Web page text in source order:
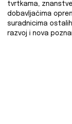
tvrtkama,
dobavljačima
suradnicima
razvoj i nova